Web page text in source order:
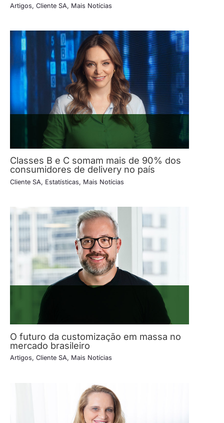
Artigos, Cliente SA, Mais Notícias
Classes B e C somam mais de 90% dos
consumidores de delivery no país
Cliente SA, Estatísticas, Mais Notícias
O futuro da customização em massa no
mercado brasileiro
Artigos, Cliente SA, Mais Notícias